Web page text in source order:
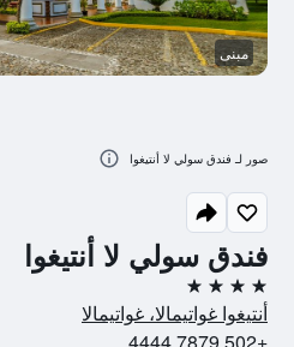
فندق سولي لا أنتيغوا
4 نجوم
أنتيغوا غواتيمالا، غواتيمالا
مبنى
صور لـ فندق سولي لا أنتيغوا